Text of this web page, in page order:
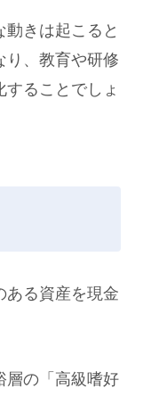
きは起こると
り、教育や研修
ることでしょ
ある資産を現金
層の「高級嗜好